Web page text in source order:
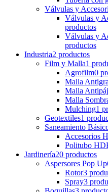
Válvulas y
Válvulas y
productos
Válvulas y
productos
Industria2 productos
Film y Malla1
Agrofilm0
Malla
Malla
Malla
Mulching1
Geotextiles1
Saneamiento
Accesorios
Politubo
Jardinería20 productos
Aspersores Pop Up
Rotor3
Spray3